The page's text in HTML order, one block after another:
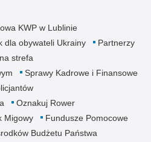
KWP w Lublinie
dla obywateli Ukrainy
Partnerzy
strefa
Sprawy Kadrowe i Finansowe
Oznakuj Rower
Migowy
Fundusze Pomocowe
Budżetu Państwa